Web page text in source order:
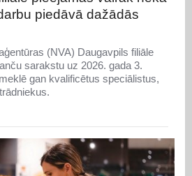
piedāvā dažādās
(NVA) Daugavpils filiāle
sarakstu uz 2026. gada 3.
gan kvalificētus speciālistus,